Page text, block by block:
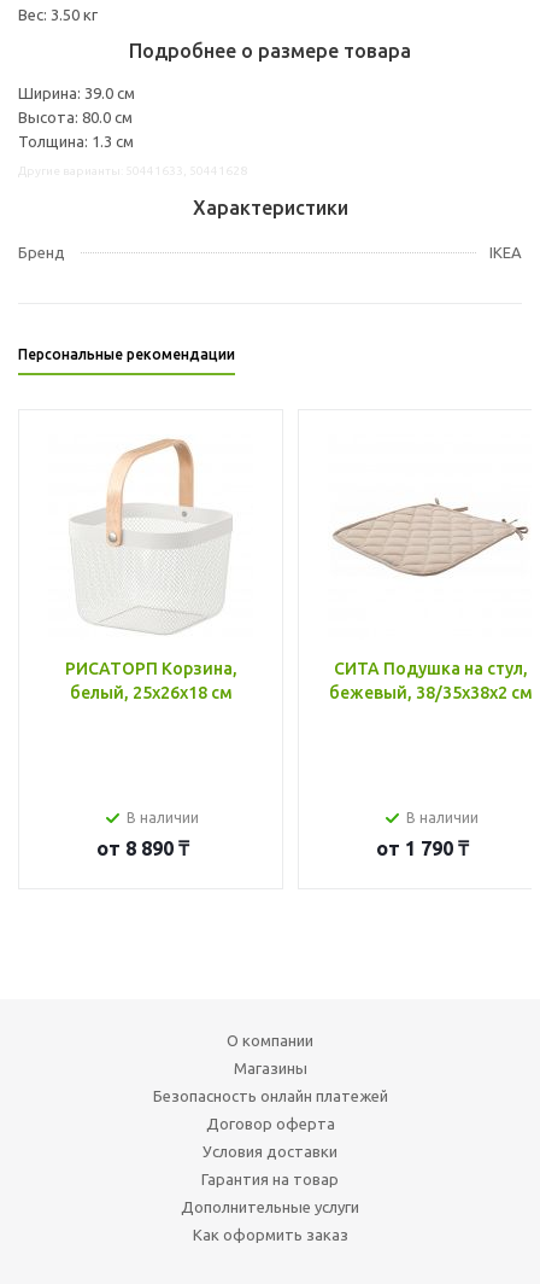
Вес: 3.50 кг
Подробнее о размере товара
Ширина: 39.0 см
Высота: 80.0 см
Толщина: 1.3 см
Характеристики
Бренд IKEA
Персональные рекомендации
РИСАТОРП Корзина,
белый, 25x26x18 см
В наличии
от 8 890 ₸
СИТА Подушка на стул,
бежевый, 38/35x38x2 см
В наличии
от 1 790 ₸
О компании
Магазины
Безопасность онлайн платежей
Договор оферта
Условия доставки
Гарантия на товар
Дополнительные услуги
Как оформить заказ